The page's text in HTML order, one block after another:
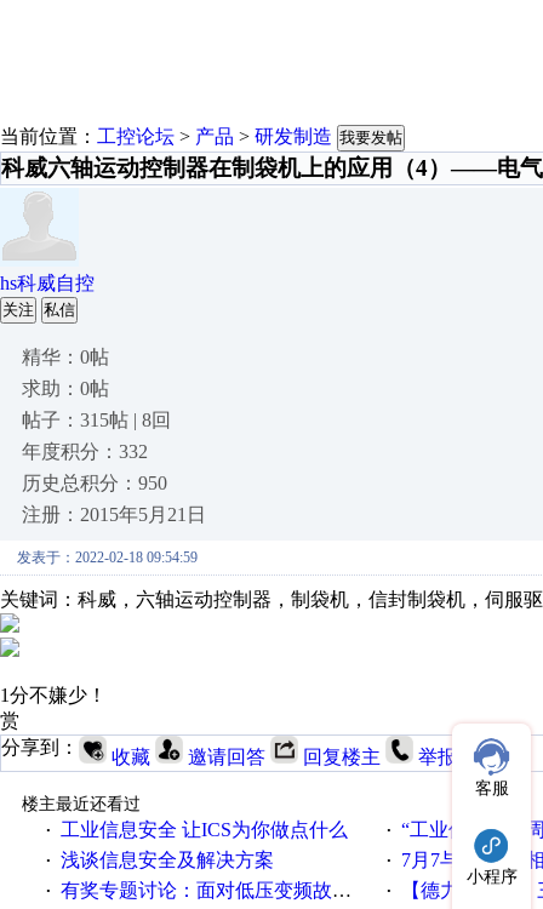
当前位置： 工控论坛 > 产品 > 研发制造 我要发帖
科威六轴运动控制器在制袋机上的应用（4）——电
hs科威自控
关注 私信
精华：0帖
求助：0帖
帖子：315帖 | 8回
年度积分：332
历史总积分：950
注册：2015年5月21日
发表于：2022-02-18 09:54:59
关键词：科威，六轴运动控制器，制袋机，信封制袋机，伺服
1分不嫌少！
赏
分享到：
收藏 邀请回答 回复楼主 举报
楼主最近还看过
·
工业信息安全 让ICS为你做点什么 · “工业信息安全周之我见”
· 浅谈信息安全及解决方案 · 7月7与安川来“
· 有奖专题讨论：面对低压变频故障，老手是这样解决的！ · 【德力西电气】三
客服
小程序